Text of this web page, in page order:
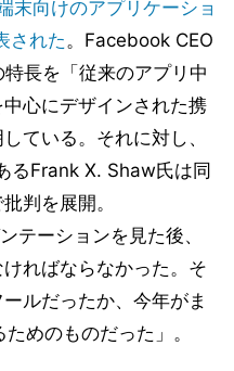
向けのアプリケーショ
された。Facebook CEO
長を「従来のアプリ中
心にデザインされた携
ている。それに対し、
るFrank X. Shaw氏は同
判を展開。
テーションを見た後、
ればならなかった。そ
ルだったか、今年がま
めのものだった」。